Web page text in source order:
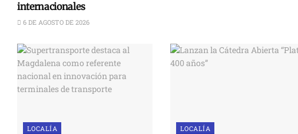
internacionales
6 DE AGOSTO DE 2026
LOCALÍA LOCALÍA